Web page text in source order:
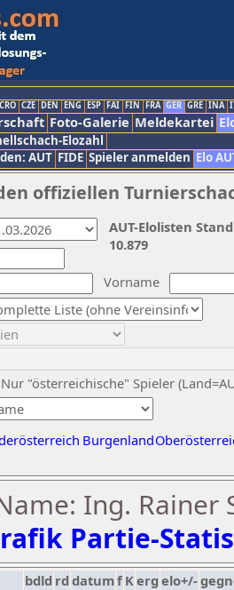
CRO CZE DEN ENG ESP FAI FIN FRA GER GRE INA
Foto-Galerie Meldekartei
Elozahl
AUT FIDE Spieler anmelden Elo
offiziellen
Vorname
Nur "österreichische" Spieler
Burgenland
AUT-Elolisten
10.879
Ing. Rainer
Partie-
bdld rd datumf Kerg elo+/-